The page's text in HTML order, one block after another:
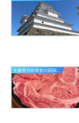
大腿骨頚部骨折の闘病日記